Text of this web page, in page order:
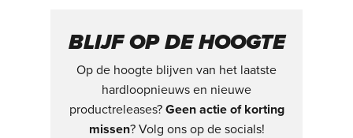
BLIJF OP DE HOOGTE
Op de hoogte blijven van het laatste
hardloopnieuws en nieuwe
productreleases? Geen actie of korting
missen? Volg ons op de socials!